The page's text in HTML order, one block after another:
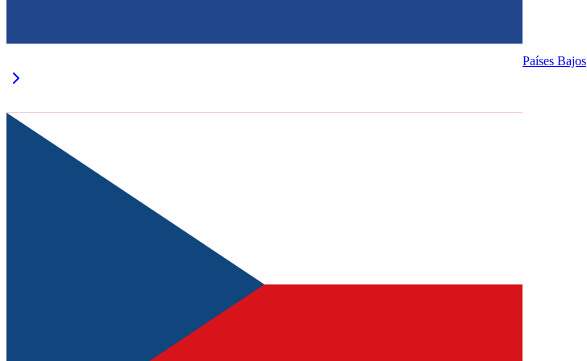
Países Bajos